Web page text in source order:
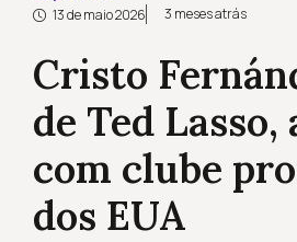
13 de maio 2026 3 meses atrás
Cristo
de Ted Lasso,
com clube
dos EUA